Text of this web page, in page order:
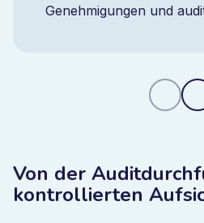
Genehmigungen und
Von der
kontrollierten